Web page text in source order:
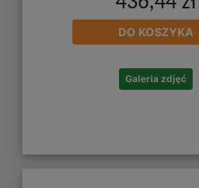
DO KOSZYKA
Galeria zdjęć